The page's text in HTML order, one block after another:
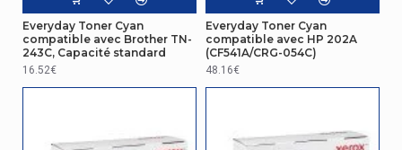
Everyday Toner Cyan
compatible avec Brother TN-
243C, Capacité standard
16.52€
Everyday Toner Cyan
compatible avec HP 202A
(CF541A/CRG-054C)
48.16€